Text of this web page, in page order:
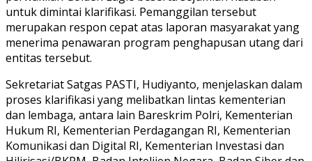
untuk dimintai klarifikasi. Pemanggilan tersebut
merupakan respon cepat atas laporan masyarakat yang
menerima penawaran program penghapusan utang dari
entitas tersebut.
Sekretariat Satgas PASTI, Hudiyanto, menjelaskan dalam
proses klarifikasi yang melibatkan lintas kementerian
dan lembaga, antara lain Bareskrim Polri, Kementerian
Hukum RI, Kementerian Perdagangan RI, Kementerian
Komunikasi dan Digital RI, Kementerian Investasi dan